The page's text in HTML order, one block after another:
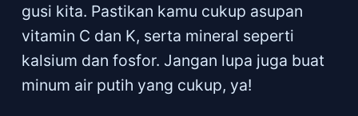
gusi kita. Pastikan kamu cukup asupan
vitamin C dan K, serta mineral seperti
kalsium dan fosfor. Jangan lupa juga buat
minum air putih yang cukup, ya!